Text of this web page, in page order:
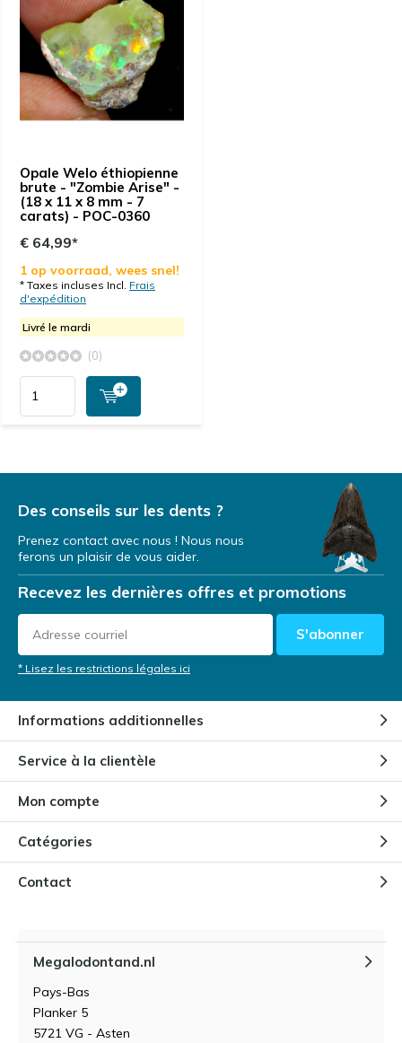
Opale Welo éthiopienne
brute - "Zombie Arise" -
(18 x 11 x 8 mm - 7
carats) - POC-0360
€ 64,99*
1 op voorraad, wees snel!
* Taxes incluses Incl. Frais
d'expédition
Livré le mardi
(0)
Des conseils sur les dents ?
Prenez contact avec nous ! Nous nous
ferons un plaisir de vous aider.
Recevez les dernières offres et promotions
S'abonner
* Lisez les restrictions légales ici
Informations additionnelles
Service à la clientèle
Mon compte
Catégories
Contact
Megalodontand.nl
Pays-Bas
Planker 5
5721 VG - Asten